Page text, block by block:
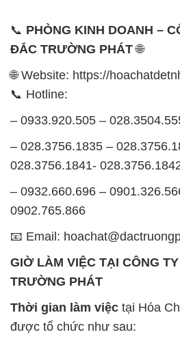
– 0932.660.696 –
0902.765.866
📧 Email:
GIỜ LÀM VIỆC TẠI CÔNG
TRƯỜNG PHÁT
Thời gian làm việctại Hóa
được tổ chức như sau:
Thứ 2 đến thứ 6: Buổi sáng:
chiều: từ 12h30 đến 17h
Thứ 7: Buổi sáng: từ 8h đến
Chủ nhật: Nghỉ chủ nhật hàng
Chúng tôi rất trân trọng thời
thủ giờ làm việc để đảm bảo